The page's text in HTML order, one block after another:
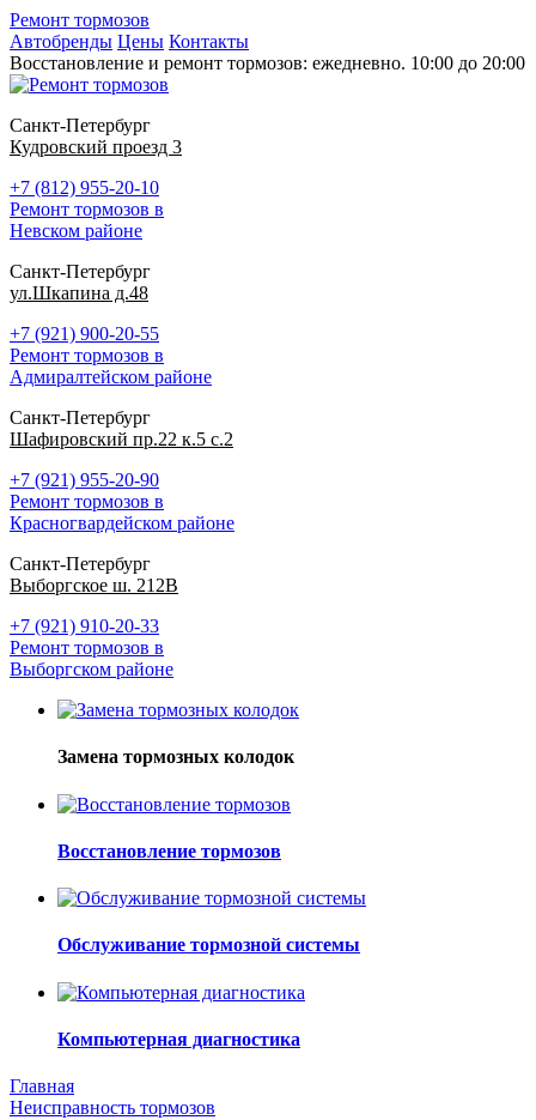
Ремонт тормозов
Автобренды Цены Контакты
Восстановление и ремонт тормозов: ежедневно. 10:00 до 20:00
Санкт-Петербург
Кудровский проезд 3
+7 (812) 955-20-10
Ремонт тормозов в
Невском районе
Санкт-Петербург
ул.Шкапина д.48
+7 (921) 900-20-55
Ремонт тормозов в
Адмиралтейском районе
Санкт-Петербург
Шафировский пр.22 к.5 с.2
+7 (921) 955-20-90
Ремонт тормозов в
Красногвардейском районе
Санкт-Петербург
Выборгское ш. 212В
+7 (921) 910-20-33
Ремонт тормозов в
Выборгском районе
Замена тормозных колодок
Восстановление тормозов
Обслуживание тормозной системы
Компьютерная диагностика
Главная
Неисправность тормозов